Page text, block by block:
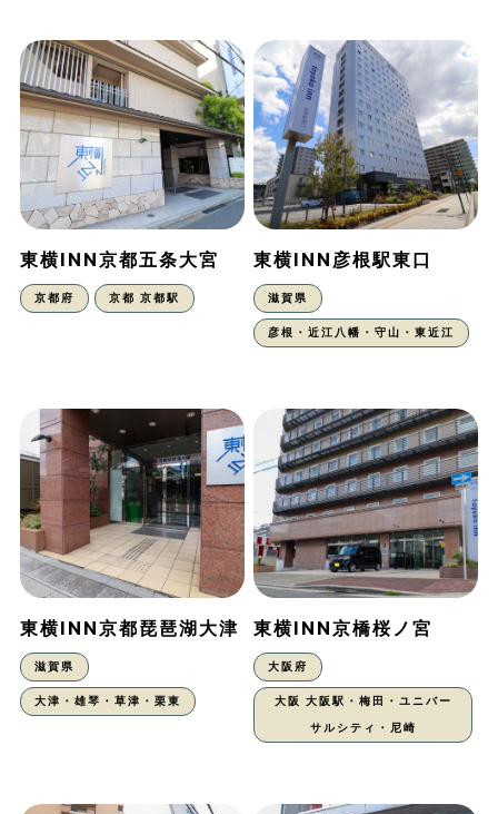
東横INN京都五条大宮
京都府 京都 京都駅
東横INN彦根駅東口
滋賀県
彦根・近江八幡・守山・東近江
東横INN京都琵琶湖大津
滋賀県
大津・雄琴・草津・栗東
東横INN京橋桜ノ宮
大阪府
大阪 大阪駅・梅田・ユニバー
サルシティ・尼崎